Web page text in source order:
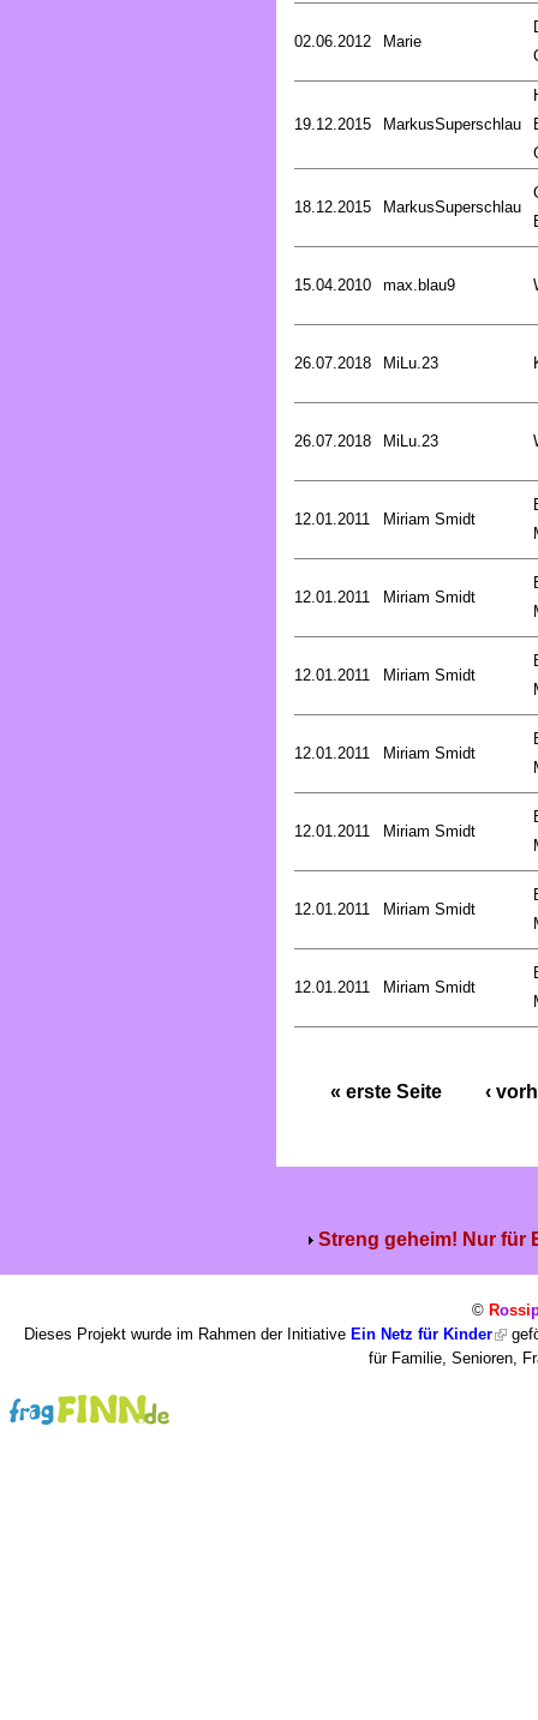
02.06.2012 Marie
19.12.2015 MarkusSuperschlau
18.12.2015 MarkusSuperschlau
15.04.2010 max.blau9
26.07.2018 MiLu.23
26.07.2018 MiLu.23
12.01.2011 Miriam Smidt
12.01.2011 Miriam Smidt
12.01.2011 Miriam Smidt
12.01.2011 Miriam Smidt
12.01.2011 Miriam Smidt
12.01.2011 Miriam Smidt
12.01.2011 Miriam Smidt
« erste Seite ‹
Streng geheim! Nur für
© Rossi
Dieses Projekt wurde im Rahmen der Initiative Ein Netz für Kinder
für Familie, Senioren,